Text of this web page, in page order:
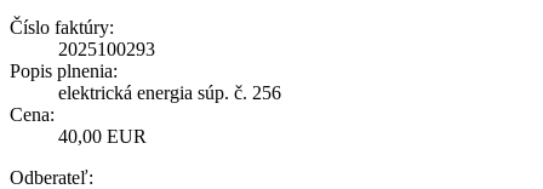
Číslo faktúry:
2025100293
Popis plnenia:
elektrická energia súp. č. 256
Cena:
40,00 EUR
Odberateľ: